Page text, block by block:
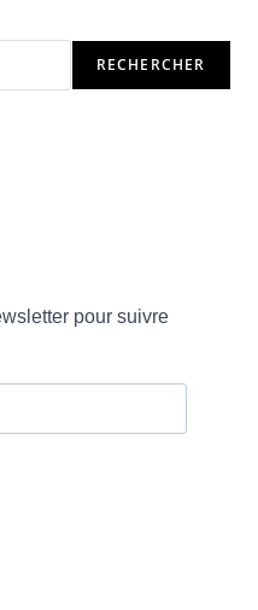
RECHERCHER
pour suivre